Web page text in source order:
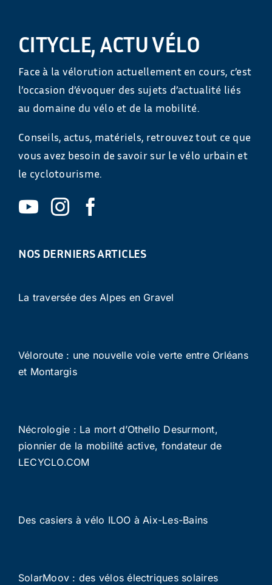
CITYCLE, ACTU VÉLO
Face à la vélorution actuellement en cours, c’est
l’occasion d’évoquer des sujets d’actualité liés
au domaine du vélo et de la mobilité.
Conseils, actus, matériels, retrouvez tout ce que
vous avez besoin de savoir sur le vélo urbain et
le cyclotourisme.
NOS DERNIERS ARTICLES
La traversée des Alpes en Gravel
Véloroute : une nouvelle voie verte entre Orléans
et Montargis
Nécrologie : La mort d’Othello Desurmont,
pionnier de la mobilité active, fondateur de
LECYCLO.COM
Des casiers à vélo ILOO à Aix-Les-Bains
SolarMoov : des vélos électriques solaires